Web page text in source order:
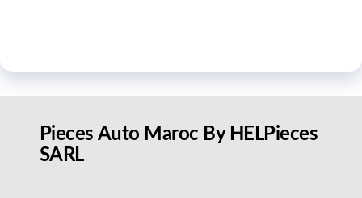
Pieces Auto Maroc By HELPieces
SARL